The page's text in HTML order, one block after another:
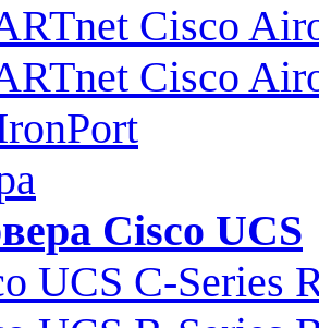
Cisco
Cisco
Cisco UCS
UCS C-Series